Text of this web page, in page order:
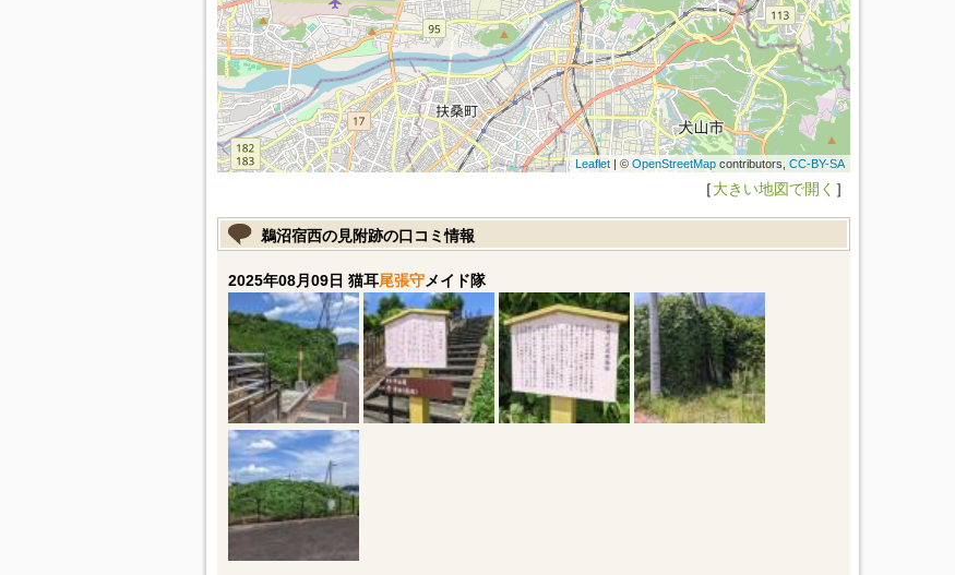
Leaflet| ©OpenStreetMapcontributors, CC-BY-SA
［大きい地図で開く ］
鵜沼宿西の見附跡の口コミ情報
2025年08月09日 猫耳尾張守メイド隊